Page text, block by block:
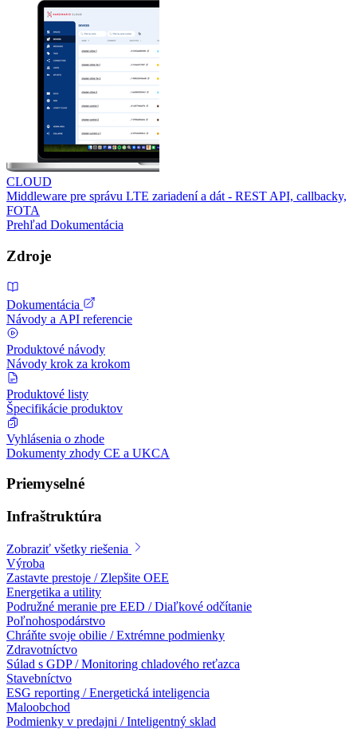
CLOUD
Middleware pre správu LTE zariadení a dát - REST API, callbacky,
FOTA
Prehľad Dokumentácia
Zdroje
Dokumentácia
Návody a API referencie
Produktové návody
Návody krok za krokom
Produktové listy
Špecifikácie produktov
Vyhlásenia o zhode
Dokumenty zhody CE a UKCA
Priemyselné
Infraštruktúra
Zobraziť všetky riešenia
Výroba
Zastavte prestoje / Zlepšite OEE
Energetika a utility
Podružné meranie pre EED / Diaľkové odčítanie
Poľnohospodárstvo
Chráňte svoje obilie / Extrémne podmienky
Zdravotníctvo
Súlad s GDP / Monitoring chladového reťazca
Stavebníctvo
ESG reporting / Energetická inteligencia
Maloobchod
Podmienky v predajni / Inteligentný sklad